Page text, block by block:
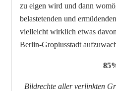
zu eigen wird und dann
belastetenden und
vielleicht wirklich etwas
Berlin-Gropiusstadt
Bildrechte aller verlinkten